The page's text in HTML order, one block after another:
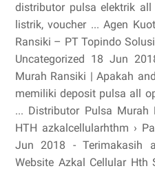
distributor pulsa elektrik
listrik, voucher ... Agen
Ransiki – PT Topindo
Uncategorized 18 Jun
Murah Ransiki | Apakah
memiliki deposit pulsa all
... Distributor Pulsa Murah
HTH azkalcellularhthm ›
Jun 2018 - Terimakasih
Website Azkal Cellular Hth